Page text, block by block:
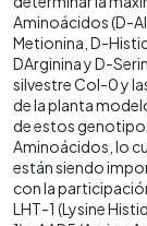
Aminoácidos (D-
Metionina, D-
DArginina y D-
silvestre Col-0 y
de la planta
de estos
Aminoácidos, lo
están siendo
con la
LHT-1 (Lysine